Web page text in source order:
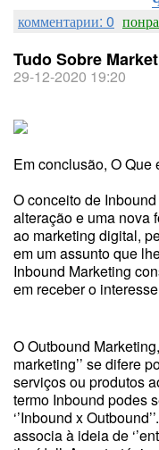
комментарии: 0
Tudo Sobre
29-12-2020 19:20
Em conclusão, O Que
O conceito de
alteração e uma nova
ao marketing digital,
em um assunto que
Inbound Marketing
em receber o
O Outbound
marketing’’ se difere
serviços ou produtos
termo Inbound podes
‘’Inbound x Outbound’’.
associa à ideia de